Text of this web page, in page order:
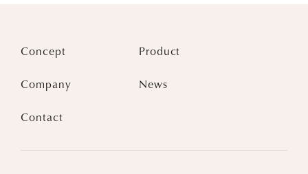
Concept Product
Company News
Contact